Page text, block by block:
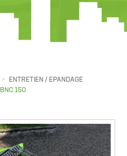
ENTRETIEN / EPANDAGE
BNC 150